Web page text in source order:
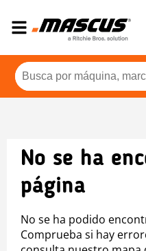
No se ha
página
No se ha podido
Comprueba si hay